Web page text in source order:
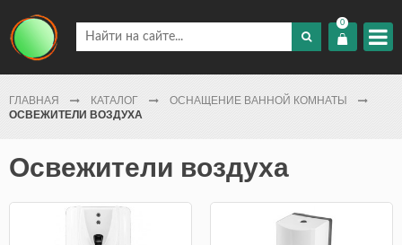
0
ГЛАВНАЯ КАТАЛОГ ОСНАЩЕНИЕ ВАННОЙ КОМНАТЫ
ОСВЕЖИТЕЛИ ВОЗДУХА
Освежители воздуха